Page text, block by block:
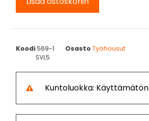
Koodi569-1 OsastoTyöhousut
SVL5
Kuntoluokka: Käyttämätön